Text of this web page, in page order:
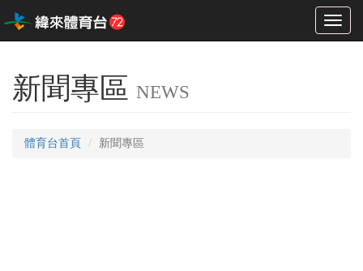
Toggle
新聞專區 NEWS
體育台首頁 新聞專區